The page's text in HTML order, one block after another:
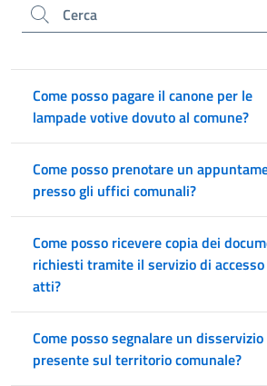
Cerca nel sito
Come posso pagare il canone per le
lampade votive dovuto al comune?
Come posso prenotare un
presso gli uffici comunali?
Come posso ricevere copia dei
richiesti tramite il servizio di accesso
atti?
Come posso segnalare un disservizio
presente sul territorio comunale?